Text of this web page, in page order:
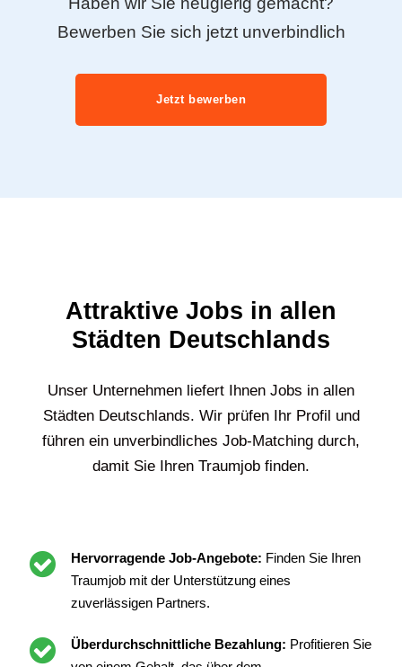
Bewerben Sie sich jetzt unverbindlich
Jetzt bewerben
Attraktive Jobs in allen
Städten Deutschlands
Unser Unternehmen liefert Ihnen Jobs in allen
Städten Deutschlands. Wir prüfen Ihr Profil und
führen ein unverbindliches Job-Matching durch,
damit Sie Ihren Traumjob finden.
Hervorragende Job-Angebote: Finden Sie Ihren
Traumjob mit der Unterstützung eines
zuverlässigen Partners.
Überdurchschnittliche Bezahlung: Profitieren Sie